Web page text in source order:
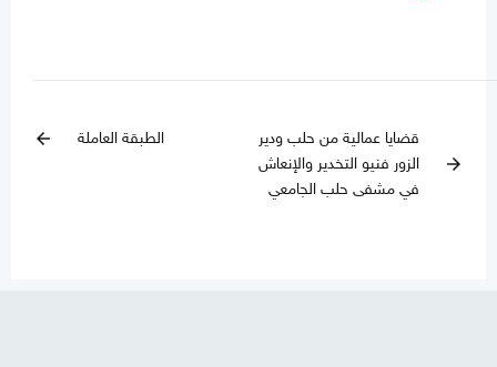
arrow_forward
قضايا عمالية من حلب ودير
الزور فنيو التخدير والإنعاش
في مشفى حلب الجامعي
الطبقة العاملة arrow_back